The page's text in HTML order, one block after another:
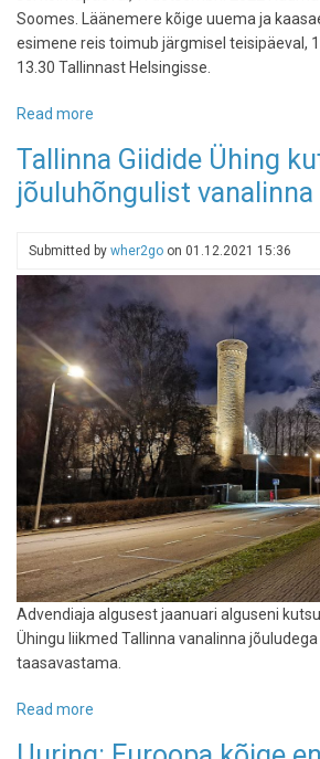
Soomes. Läänemere kõige uuema ja
esimene reis toimub järgmisel teisipäeval,
13.30 Tallinnast Helsingisse.
Read more
Tallinki
laev
MyStar
üle
7.
detsembril,
esimene
kommertsreis
Tallinna-
Helsingi
liinil
toimub
13.
detsembril
Tallinna Giidide Ühing
jõuluhõngulist
Submitted by wher2go on 01.12.2021 15:36
Advendiaja algusest jaanuari alguseni
Ühingu liikmed Tallinna vanalinna
taasavastama.
Read more